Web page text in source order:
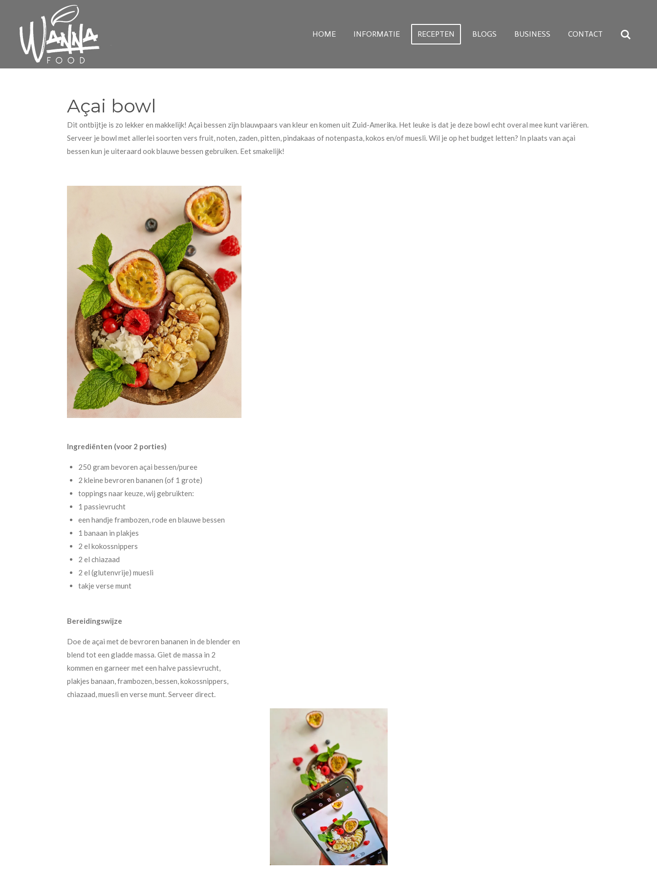
hoofdinhoud
HOME INFORMATIE RECEPTEN BLOGS BUSINESS CONTACT
Açai bowl
Dit ontbijtje is zo lekker en makkelijk! Açai bessen zijn blauwpaars van kleur en komen uit Zuid-Amerika. Het leuke is dat je deze bowl echt overal mee kunt variëren.
Serveer je bowl met allerlei soorten vers fruit, noten, zaden, pitten, pindakaas of notenpasta, kokos en/of muesli. Wil je op het budget letten? In plaats van açai
bessen kun je uiteraard ook blauwe bessen gebruiken. Eet smakelijk!
Ingrediënten (voor 2 porties)
250 gram bevoren açai bessen/puree
2 kleine bevroren bananen (of 1 grote)
toppings naar keuze, wij gebruikten:
1 passievrucht
een handje frambozen, rode en blauwe bessen
1 banaan in plakjes
2 el kokossnippers
2 el chiazaad
2 el (glutenvrije) muesli
takje verse munt
Bereidingswijze
Doe de açai met de bevroren bananen in de blender en
blend tot een gladde massa. Giet de massa in 2
kommen en garneer met een halve passievrucht,
plakjes banaan, frambozen, bessen, kokossnippers,
chiazaad, muesli en verse munt. Serveer direct.